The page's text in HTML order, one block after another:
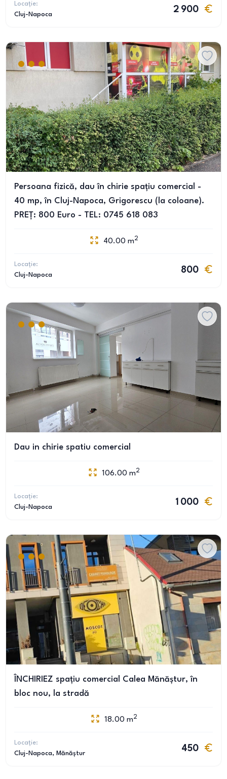
Locație:
Cluj-Napoca
2 900
Persoana fizică, dau în chirie spațiu comercial -
40 mp, în Cluj-Napoca, Grigorescu (la coloane).
PREȚ: 800 Euro - TEL: 0745 618 083
40.00 m2
Locație:
Cluj-Napoca
800
Dau in chirie spatiu comercial
106.00 m2
Locație:
Cluj-Napoca
1 000
ÎNCHIRIEZ spațiu comercial Calea Mănăștur, în
bloc nou, la stradă
18.00 m2
Locație:
Cluj-Napoca, Mănăștur
450